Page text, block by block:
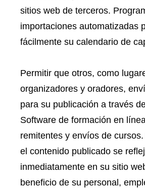
sitios web de terceros.
importaciones automatizadas
fácilmente su calendario de
Permitir que otros, como
organizadores y oradores,
para su publicación a través
Software de formación en
remitentes y envíos de
el contenido publicado se
inmediatamente en su sitio
beneficio de su personal,